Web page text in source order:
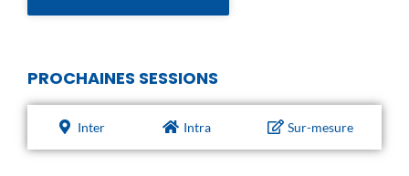
PROCHAINES SESSIONS
Inter Intra Sur-mesure